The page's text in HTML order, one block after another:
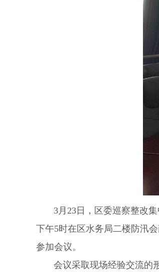
3 月 23日 ， 区委巡察整改
下午5时在区水务局二楼防汛
参加会议。
会议采取现场经验交流的形